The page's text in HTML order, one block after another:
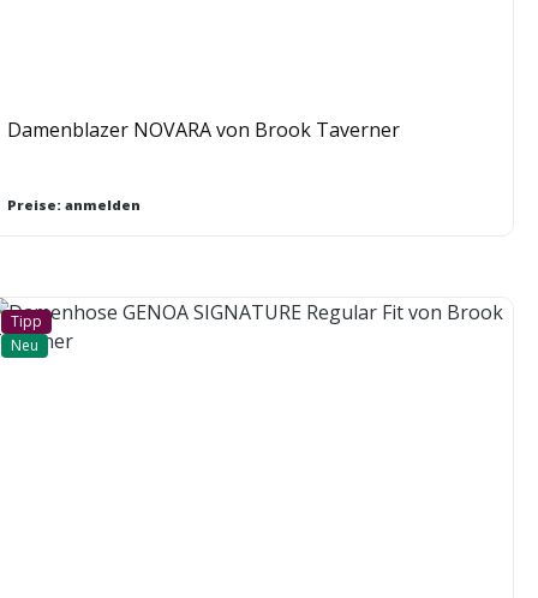
Damenblazer NOVARA von Brook Taverner
Preise: anmelden
Tipp
Neu